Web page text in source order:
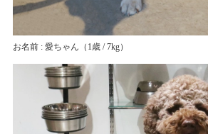
お名前 : 愛ちゃん （1歳 / 7kg）